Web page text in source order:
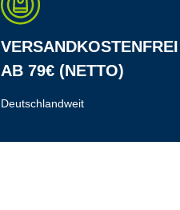
VERSANDKOSTENFREI
AB 79€ (NETTO)
Deutschlandweit